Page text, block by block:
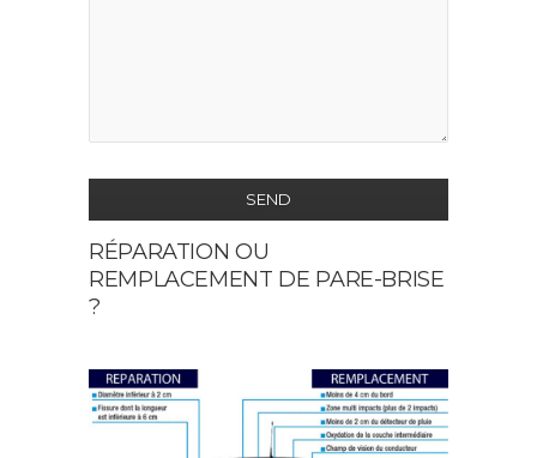
SEND
This
field
should
left
blank
RÉPARATION OU
REMPLACEMENT DE PARE-BRISE
?